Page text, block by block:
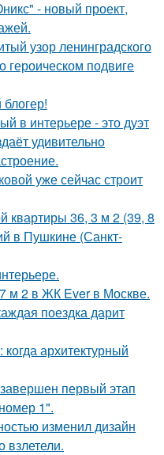
- новый проект,
узор ленинградского
подвиге
в интерьере - это дуэт
удивительно
уже сейчас строит
квартиры 36, 3 м 2 (39, 8
в Пушкине (Санкт-
м 2 в ЖК Ever в Москве.
поездка дарит
архитектурный
первый этап
1".
изменил дизайн
взлетели.